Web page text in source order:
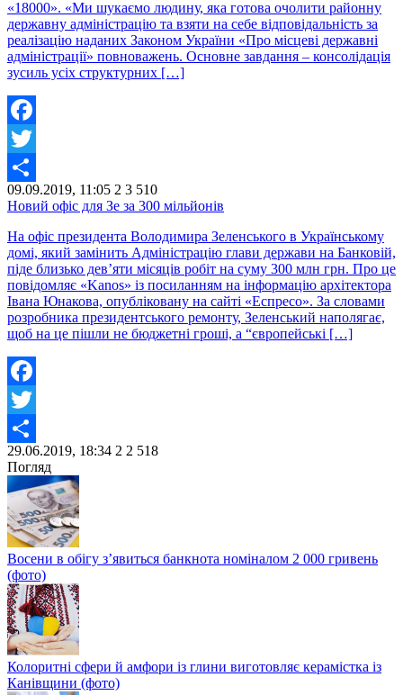
«18000». «Ми шукаємо людину, яка готова очолити районну
державну адміністрацію та взяти на себе відповідальність за
реалізацію наданих Законом України «Про місцеві державні
адміністрації» повноважень. Основне завдання – консолідація
зусиль усіх структурних […]
Facebook
Twitter
Share
09.09.2019, 11:05 2 3 510
Новий офіс для Зе за 300 мільйонів
На офіс президента Володимира Зеленського в Українському
домі, який замінить Адміністрацію глави держави на Банковій,
піде близько дев’яти місяців робіт на суму 300 млн грн. Про це
повідомляє «Kanos» із посиланням на інформацію архітектора
Івана Юнакова, опубліковану на сайті «Еспресо». За словами
розробника президентського ремонту, Зеленський наполягає,
щоб на це пішли не бюджетні гроші, а “європейські […]
Facebook
Twitter
Share
29.06.2019, 18:34 2 2 518
Погляд
Восени в обігу з’явиться банкнота номіналом 2 000 гривень
(фото)
Колоритні сфери й амфори із глини виготовляє керамістка із
Канівщини (фото)